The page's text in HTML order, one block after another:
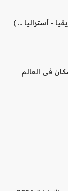
- أستراليا ... )
فى العالم